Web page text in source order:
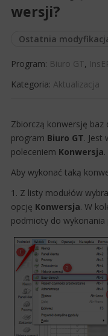
wersji?
Ostatnia
Program: Biuro GT,
Kategoria: Aktualizacja
Zbiorczą konwersję
program Biuro GT. Jest
poleceniem Konwersja.
Aby wykonać taką
1. Z listy modułów
opcję Konwersja. W
podmioty do wykonania